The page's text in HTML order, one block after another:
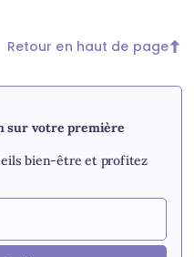
Retour en haut de page
sur votre première
bien-être et profitez